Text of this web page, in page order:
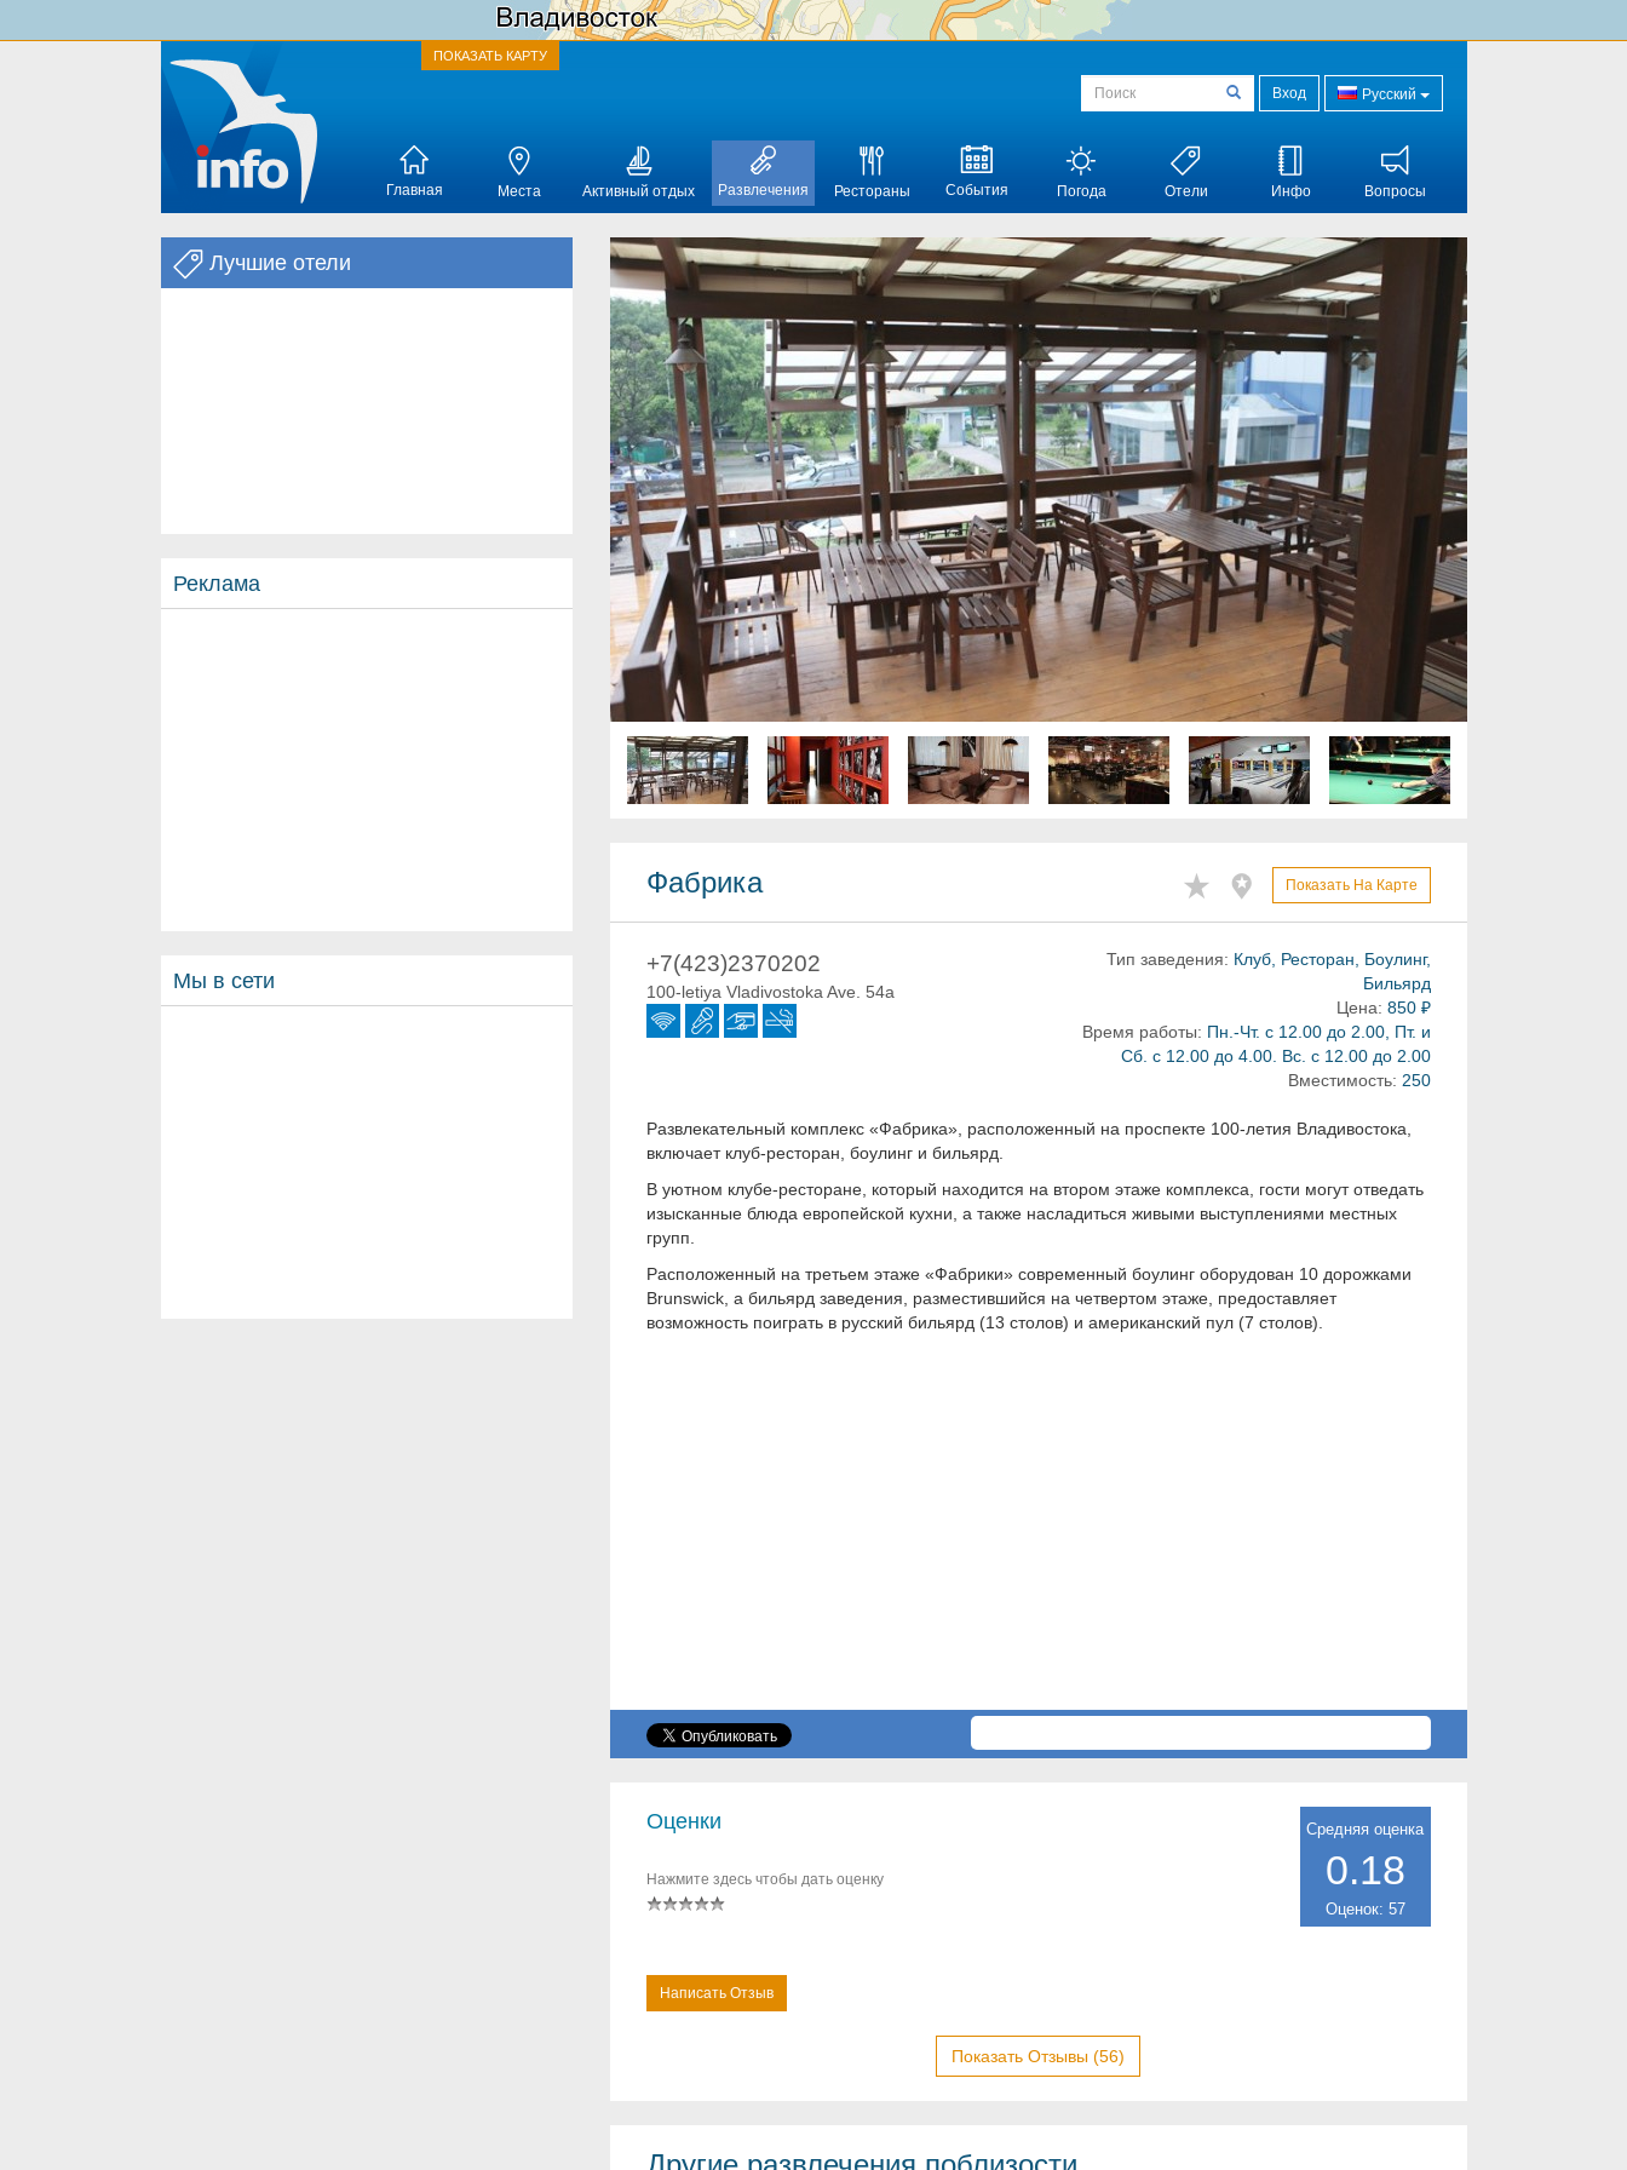
ПОКАЗАТЬ КАРТУ
Вход Русский
Главная Места Активный отдых Развлечения Рестораны События Погода Отели Инфо Вопросы
Лучшие отели
Реклама
Мы в сети
Фабрика Показать На Карте
+7(423)2370202
100-letiya Vladivostoka Ave. 54a
Тип заведения: Клуб, Ресторан, Боулинг,
Бильярд
Цена: 850 ₽
Время работы: Пн.-Чт. с 12.00 до 2.00, Пт. и
Сб. с 12.00 до 4.00. Вс. с 12.00 до 2.00
Вместимость: 250
Развлекательный комплекс «Фабрика», расположенный на проспекте 100-летия Владивостока,
включает клуб-ресторан, боулинг и бильярд.
В уютном клубе-ресторане, который находится на втором этаже комплекса, гости могут отведать
изысканные блюда европейской кухни, а также насладиться живыми выступлениями местных
групп.
Расположенный на третьем этаже «Фабрики» современный боулинг оборудован 10 дорожками
Brunswick, а бильярд заведения, разместившийся на четвертом этаже, предоставляет
возможность поиграть в русский бильярд (13 столов) и американский пул (7 столов).
Средняя оценка
0.18
Оценок: 57
Оценки
Нажмите здесь чтобы дать оценку
Написать Отзыв
Показать Отзывы (56)